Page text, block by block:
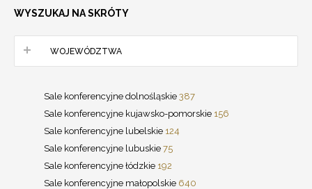
WYSZUKAJ NA SKRÓTY
WOJEWÓDZTWA
Sale konferencyjne dolnośląskie 387
Sale konferencyjne kujawsko-pomorskie 156
Sale konferencyjne lubelskie 124
Sale konferencyjne lubuskie 75
Sale konferencyjne łódzkie 192
Sale konferencyjne małopolskie 640